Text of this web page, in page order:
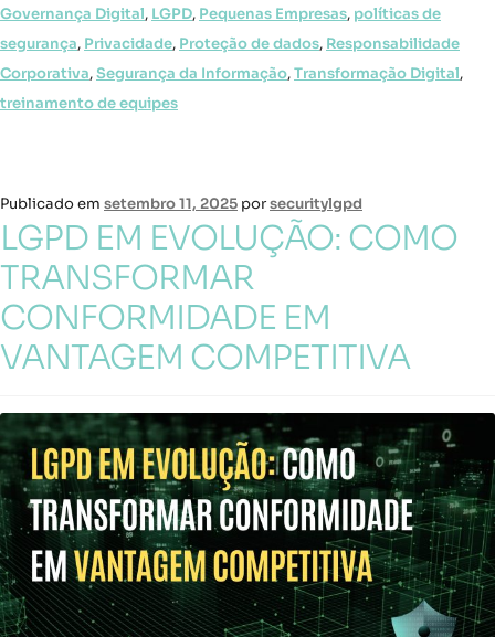
Governança Digital, LGPD, Pequenas Empresas, políticas de
segurança, Privacidade, Proteção de dados, Responsabilidade
Corporativa,Segurança da Informação,Transformação Digital,
treinamento de equipes
Publicado em setembro 11, 2025 porsecuritylgpd
LGPD EM EVOLUÇÃO: COMO
TRANSFORMAR
CONFORMIDADE EM
VANTAGEM COMPETITIVA